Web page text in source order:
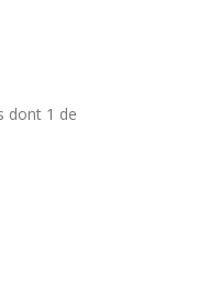
dont 1 de